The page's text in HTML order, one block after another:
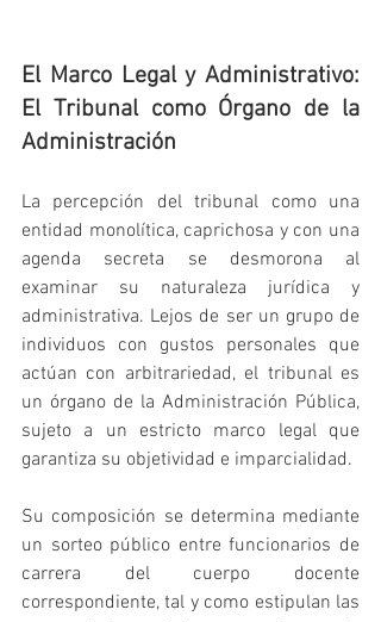
El Marco Legal y Administrativo:
El Tribunal como Órgano de la
Administración
La percepción del tribunal como una
entidad monolítica, caprichosa y con una
agenda secreta se desmorona al
examinar su naturaleza jurídica y
administrativa. Lejos de ser un grupo de
individuos con gustos personales que
actúan con arbitrariedad, el tribunal es
un órgano de la Administración Pública,
sujeto a un estricto marco legal que
garantiza su objetividad e imparcialidad.
Su composición se determina mediante
un sorteo público entre funcionarios de
carrera del cuerpo docente
correspondiente, tal y como estipulan las